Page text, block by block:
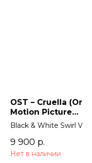
OST – Cruella
Motion Picture
Soundtrack) 2LP
Black & White Swirl
9 900 р.
Нет в наличии